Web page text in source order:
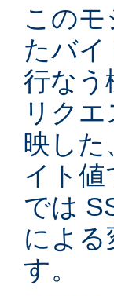
この
たバ
行なう
リク
映した
イト値
では
によ
す。